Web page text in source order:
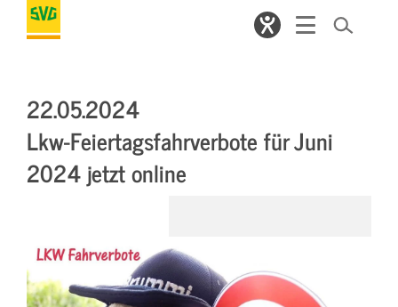
22.05.2024
Lkw-Feiertagsfahrverbote für Juni
2024 jetzt online